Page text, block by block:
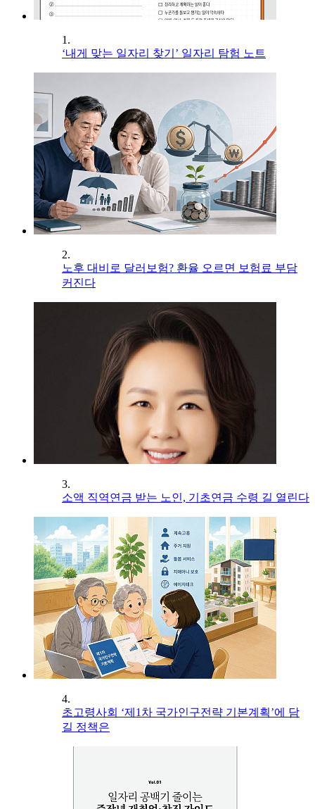
1.
‘내게 맞는 일자리 찾기’ 일자리 탐험 노트
2.
노후 대비로 달러보험? 환율 오르면 보험료 부담
커진다
3.
소액 직역연금 받는 노인, 기초연금 수령 길 열린다
4.
초고령사회 ‘제1차 국가인구전략 기본계획’에 담
길 정책은